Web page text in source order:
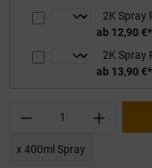
ab 12,90 €*
ab 13,90 €*
Produkt Anzahl:
x 400ml Spray